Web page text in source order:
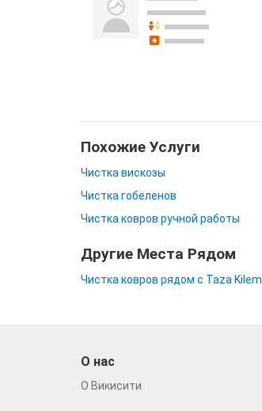
Похожие Услуги
Чистка вискозы
Чистка гобеленов
Чистка ковров ручной работы
Другие Места Рядом
Чистка ковров рядом с Taza Kilem
О нас
О Викисити